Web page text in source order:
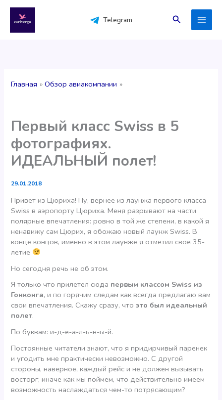
содержимому
Telegram Поиск
Главная Обзор авиакомпании
Первый класс Swiss в 5
фотографиях.
ИДЕАЛЬНЫЙ полет!
29.01.2018
Привет из Цюриха! Ну, вернее из лаунжа первого класса
Swiss в аэропорту Цюриха. Меня разрывают на части
полярные впечатления: ровно в той же степени, в какой я
ненавижу сам Цюрих, я обожаю новый лаунж Swiss. В
конце концов, именно в этом лаунже я отметил свое 35-
летие
Но сегодня речь не об этом.
Я только что прилетел сюда первым классом Swiss из
Гонконга, и по горячим следам как всегда предлагаю вам
свои впечатления. Скажу сразу, чтоэто был идеальный
полет.
По буквам: и-д-е-а-л-ь-н-ы-й.
Постоянные читатели знают, что я придирчивый паренек
и угодить мне практически невозможно. С другой
стороны, наверное, каждый рейс и не должен вызывать
восторг; иначе как мы поймем, что действительно имеем
возможность наслаждаться чем-то потрясающим?